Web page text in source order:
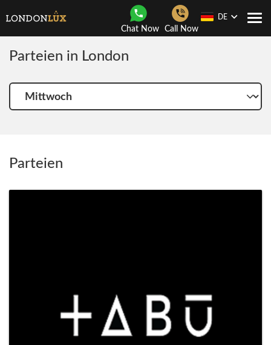
Chat Now Call Now
DE
Parteien in London
Wähle
einen
Parteien